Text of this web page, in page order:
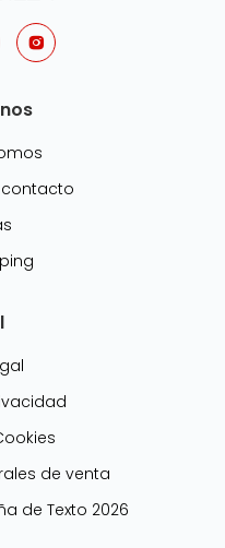
contacto
de venta
de Texto 2026